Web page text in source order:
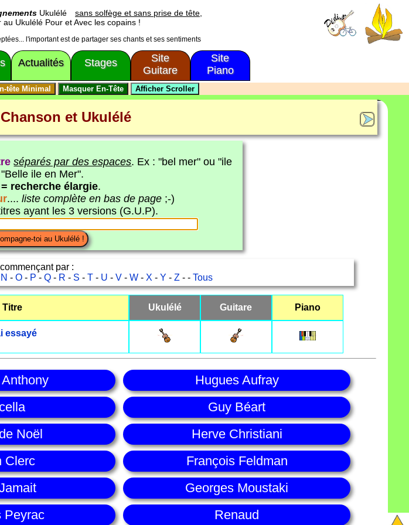
Ukulélé
sans solfège et sans prise de tête,
Ukulélé Pour et Avec les copains !
l'important est de partager ses chants et ses sentiments
Actualités Stages
Site
Guitare
Site
Piano
Chanson et Ukulélé
séparés par des espaces. Ex : "bel mer" ou "ile
ile en Mer".
recherche élargie.
.... liste complète en bas de page;-)
ayant les 3 versions (G.U.P).
par :
N -O - P -Q - R - S -T - U -V -W - X -Y -Z - -Tous
Titre Ukulélé Guitare Piano
essayé
Hugues Aufray
Guy Béart
Noël
Herve Christiani
Clerc
François Feldman
Georges Moustaki
Peyrac Renaud